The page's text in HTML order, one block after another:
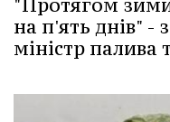
"Протягом
на п'ять днів" -
міністр палива